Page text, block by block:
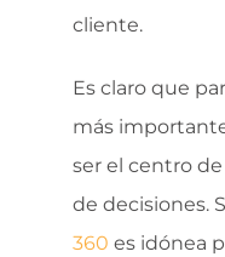
cliente.
Es claro que
más
ser el centro
de decisiones.
360 es idónea